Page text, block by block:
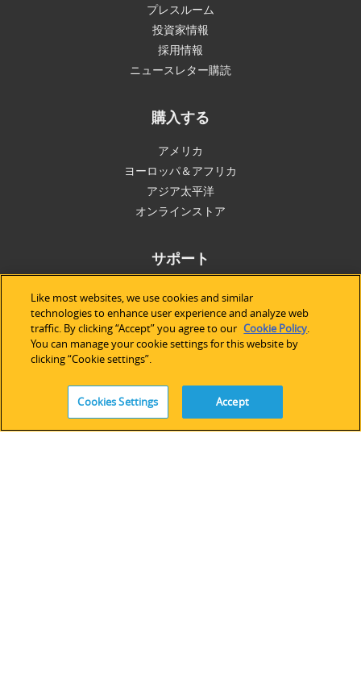
プレスルーム
投資家情報
採用情報
ニュースレター購読
購入する
アメリカ
ヨーロッパ＆アフリカ
アジア太平洋
オンラインストア
サポート
技術サポート
ソフトウェアライセンス
サービス
レガシーデバイス＆ソフトウェア
FOLLOW
Like most websites, we use cookies and similar
technologies to enhance user experience and analyze web
traffic. By clicking “Accept” you agree to our Cookie Policy.
You can manage your cookie settings for this website by
clicking “Cookie settings”.
Cookies Settings Accept